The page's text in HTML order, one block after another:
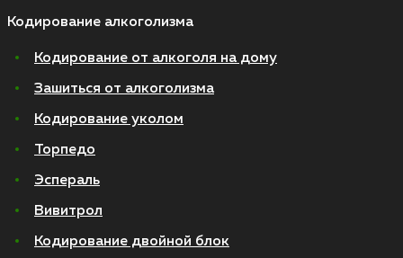
Кодирование алкоголизма
Кодирование от алкоголя на дому
Зашиться от алкоголизма
Кодирование уколом
Торпедо
Эспераль
Вивитрол
Кодирование двойной блок